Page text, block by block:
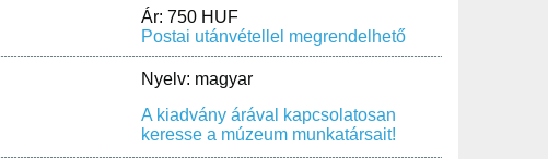
Ár: 750 HUF
Postai utánvétellel megrendelhető
Nyelv: magyar
A kiadvány árával kapcsolatosan
keresse a múzeum munkatársait!